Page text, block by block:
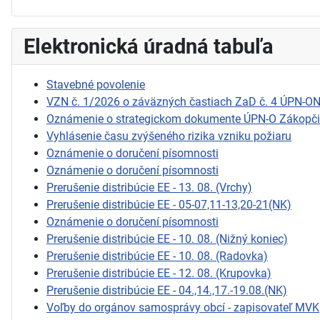
Elektronická úradná tabuľa
Stavebné povolenie
VZN č. 1/2026 o záväzných častiach ZaD č. 4 ÚPN-ON
Oznámenie o strategickom dokumente ÚPN-O
Vyhlásenie času zvýšeného rizika vzniku požiaru
Oznámenie o doručení písomnosti
Oznámenie o doručení písomnosti
Prerušenie distribúcie EE - 13. 08. (Vrchy)
Prerušenie distribúcie EE - 05-07,11-13,20-21(NK)
Oznámenie o doručení písomnosti
Prerušenie distribúcie EE - 10. 08. (Nižný koniec)
Prerušenie distribúcie EE - 10. 08. (Radovka)
Prerušenie distribúcie EE - 12. 08. (Krupovka)
Prerušenie distribúcie EE - 04.,14.,17.-19.08.(NK)
Voľby do orgánov samosprávy obcí - zapisovateľ MVK